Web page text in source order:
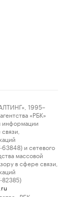
1995–
«РБК»
информации
и сетевого
массовой
в сфере связи,